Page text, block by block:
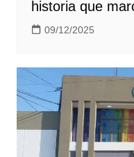
historia que
09/12/2025